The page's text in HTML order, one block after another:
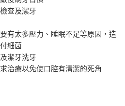
查及潔牙
有太多壓力、睡眠不足等原因，造
細菌
潔牙洗牙
治療以免使口腔有清潔的死角